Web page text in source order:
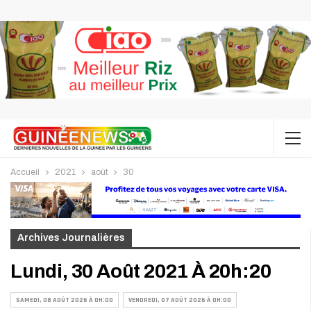
Accueil 2021 août 30
Archives Journalières
Lundi, 30 Août 2021 À 20h:20
SAMEDI, 08 AOÛT 2026 À 0H:00 VENDREDI, 07 AOÛT 2026 À 0H:00